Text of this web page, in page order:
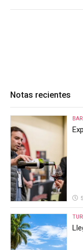
Notas recientes
BAR